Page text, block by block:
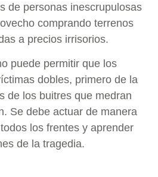
de personas inescrupulosas
comprando terrenos
a precios irrisorios.
puede permitir que los
dobles, primero de la
de los buitres que medran
Se debe actuar de manera
los frentes y aprender
de la tragedia.